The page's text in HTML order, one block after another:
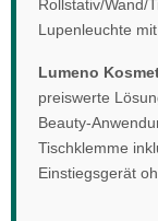
Rollstativ/Wand/
Lupenleuchte
Lumeno
preiswerte
Beauty-
Tischklemme
Einstiegsgerät